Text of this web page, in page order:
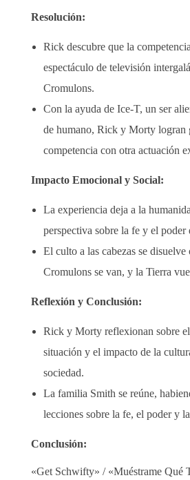
Resolución:
Rick descubre que la
espectáculo de televisión
Cromulons.
Con la ayuda de Ice-T, un ser
de humano, Rick y Morty logran
competencia con otra actuación
Impacto Emocional y Social:
La experiencia deja a la
perspectiva sobre la fe y el poder
El culto a las cabezas se disuelve
Cromulons se van, y la Tierra
Reflexión y Conclusión:
Rick y Morty reflexionan sobre
situación y el impacto de la
sociedad.
La familia Smith se reúne,
lecciones sobre la fe, el poder y
Conclusión:
«Get Schwifty» / «Muéstrame Qué